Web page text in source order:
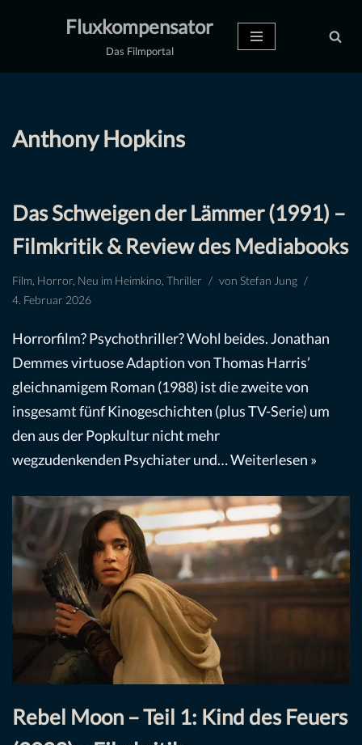
Fluxkompensator
Das Filmportal
Anthony Hopkins
Das Schweigen der Lämmer (1991) –
Filmkritik & Review des Mediabooks
Film Horror Neu im Heimkino Thriller von Stefan Jung
4. Februar 2026
Horrorfilm? Psychothriller? Wohl beides. Jonathan
Demmes virtuose Adaption von Thomas Harris’
gleichnamigem Roman (1988) ist die zweite von
insgesamt fünf Kinogeschichten (plus TV-Serie) um
den aus der Popkultur nicht mehr
wegzudenkenden Psychiater und…Weiterlesen »
Rebel Moon – Teil 1: Kind des Feuers